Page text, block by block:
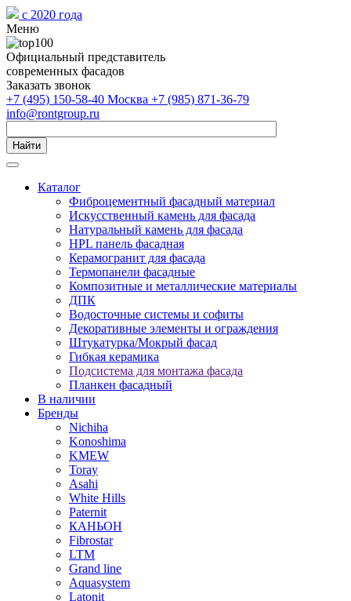
с 2020 года
Меню
Официальный представитель
современных фасадов
Заказать звонок
+7 (495) 150-58-40 Москва +7 (985) 871-36-79
info@rontgroup.ru
Найти
Каталог
Фиброцементный фасадный материал
Искусственный камень для фасада
Натуральный камень для фасада
HPL панель фасадная
Керамогранит для фасада
Термопанели фасадные
Композитные и металлические материалы
ДПК
Водосточные системы и софиты
Декоративные элементы и ограждения
Штукатурка/Мокрый фасад
Гибкая керамика
Подсистема для монтажа фасада
Планкен фасадный
В наличии
Бренды
Nichiha
Konoshima
KMEW
Toray
Asahi
White Hills
Paternit
КАНЬОН
Fibrostar
LTM
Grand line
Aquasystem
Latonit